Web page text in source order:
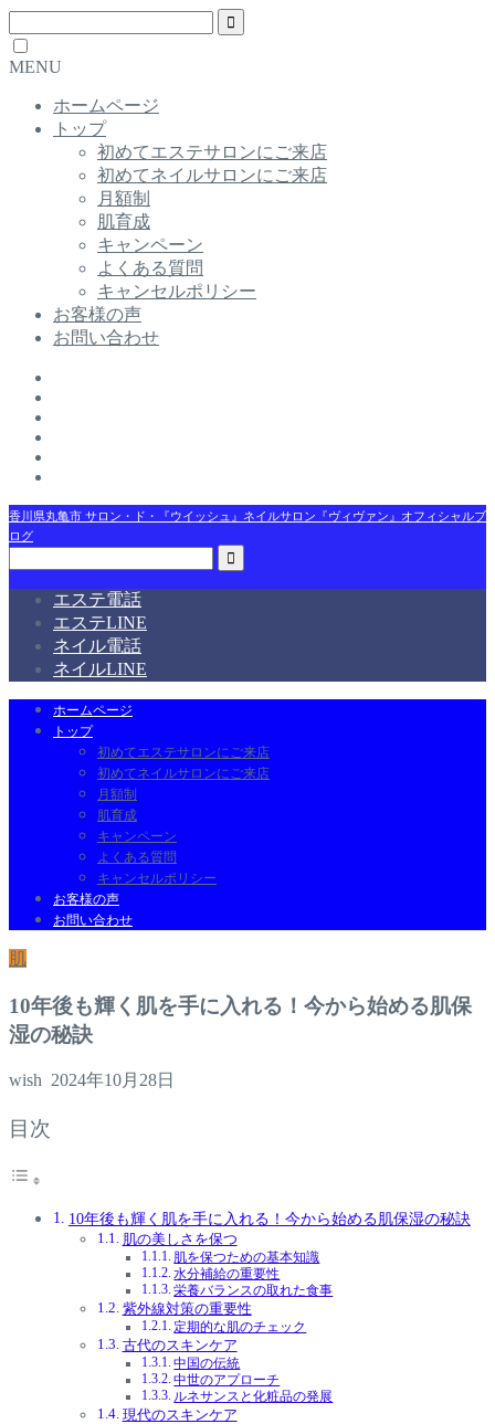
MENU
ホームページ
トップ
初めてエステサロンにご来店
初めてネイルサロンにご来店
月額制
肌育成
キャンペーン
よくある質問
キャンセルポリシー
お客様の声
お問い合わせ
香川県丸亀市 サロン・ド・『ウイッシュ』ネイルサロン『ヴィヴァン』オフィシャルブ
ログ
エステ電話
エステLINE
ネイル電話
ネイルLINE
ホームページ
トップ
初めてエステサロンにご来店
初めてネイルサロンにご来店
月額制
肌育成
キャンペーン
よくある質問
キャンセルポリシー
お客様の声
お問い合わせ
肌
10年後も輝く肌を手に入れる！今から始める肌保
湿の秘訣
wish 2024年10月28日
目次
10年後も輝く肌を手に入れる！今から始める肌保湿の秘訣
肌の美しさを保つ
肌を保つための基本知識
水分補給の重要性
栄養バランスの取れた食事
紫外線対策の重要性
定期的な肌のチェック
古代のスキンケア
中国の伝統
中世のアプローチ
ルネサンスと化粧品の発展
現代のスキンケア